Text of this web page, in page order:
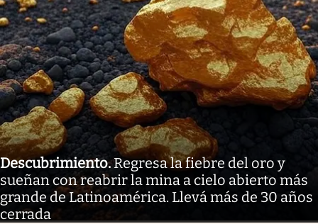
Descubrimiento.Regresa la fiebre del oro y
sueñan con reabrir la mina a cielo abierto más
grande de Latinoamérica. Llevá más de 30 años
cerrada